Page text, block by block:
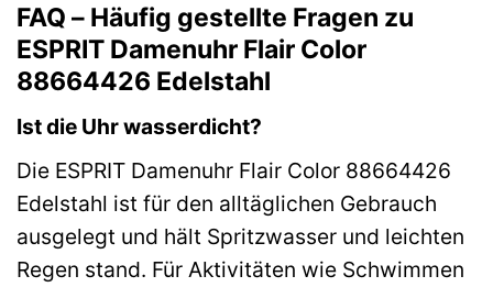
FAQ – Häufig gestellte Fragen zu
ESPRIT Damenuhr Flair Color
88664426 Edelstahl
Ist die Uhr wasserdicht?
Die ESPRIT Damenuhr Flair Color 88664426
Edelstahl ist für den alltäglichen Gebrauch
ausgelegt und hält Spritzwasser und leichten
Regen stand. Für Aktivitäten wie Schwimmen